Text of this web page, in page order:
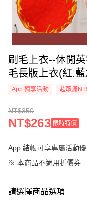
刷毛上衣--休閒
毛長版上衣(紅.
App 獨享活動 超取滿
NT$350
NT$263 限時特價
App 結帳可享專屬活動
※ 本商品不適用折價券
請選擇商品選項